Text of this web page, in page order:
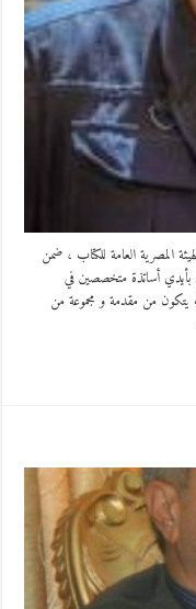
العامة للكتاب ، ضمن
بأيدي أساتذة متخصصين في
يتكون من مقدمة و مجموعة من